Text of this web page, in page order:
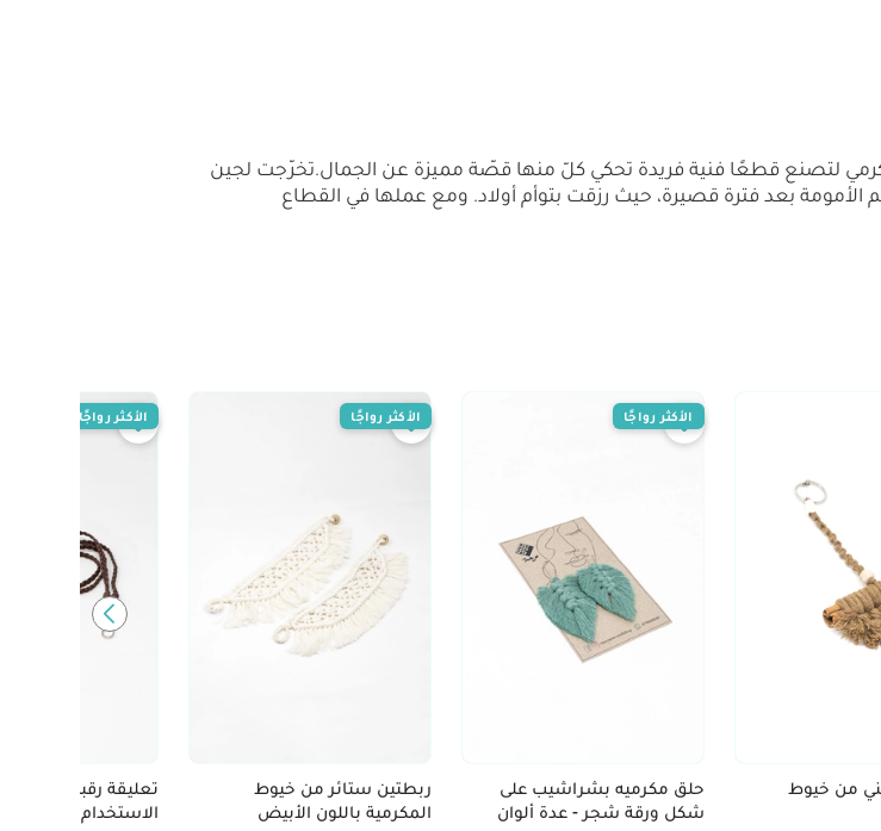
لتصنع قطعًا فنية فريدة تحكي كلّ منها قصّة مميزة عن الجمال.تخرّجت لجين
بعدها وتدخل عالم الأمومة بعد فترة قصيرة، حيث رزقت بتوأم أولاد. ومع عملها في القطاع
من خيوط
حلق مكرميه بشراشيب على
شكل ورقة شجر - عدة ألوان
الأكثر رواجًا
ربطتين ستائر من خيوط
المكرمية باللون الأبيض
الأكثر رواجًا
تعليقة رقبة مميزة
الاستخدام باجه،
الأكثر رواجًا